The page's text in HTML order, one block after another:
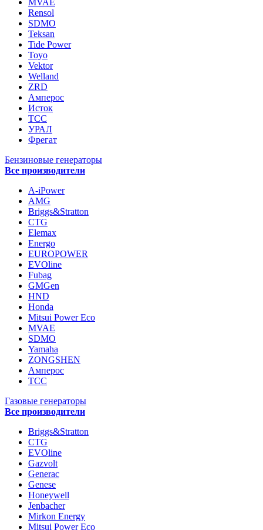
MVAE
Rensol
SDMO
Teksan
Tide Power
Toyo
Vektor
Welland
ZRD
Амперос
Исток
ТСС
УРАЛ
Фрегат
Бензиновые генераторы
Все производители
A-iPower
AMG
Briggs&Stratton
CTG
Elemax
Energo
EUROPOWER
EVOline
Fubag
GMGen
HND
Honda
Mitsui Power Eco
MVAE
SDMO
Yamaha
ZONGSHEN
Амперос
ТСС
Газовые генераторы
Все производители
Briggs&Stratton
CTG
EVOline
Gazvolt
Generac
Genese
Honeywell
Jenbacher
Mirkon Energy
Mitsui Power Eco